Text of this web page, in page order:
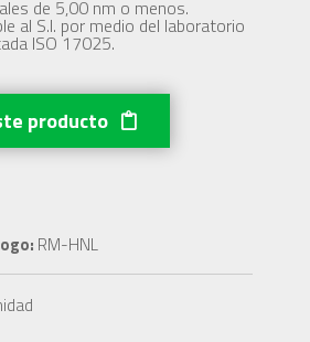
de 5,00 nm o menos.
al S.I. por medio del laboratorio
ISO 17025.
producto
RM-HNL